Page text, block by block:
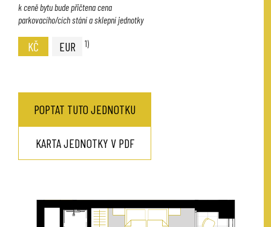
KČ EUR 1)
k ceně bytu bude přičtena cena
parkovacího/cích stání a sklepní jednotky
POPTAT TUTO JEDNOTKU
KARTA JEDNOTKY V PDF